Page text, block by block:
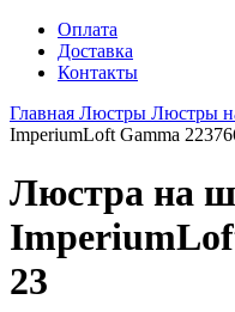
Оплата
Доставка
Контакты
Главная Люстры Люстры
ImperiumLoft Gamma
Люстра на
23